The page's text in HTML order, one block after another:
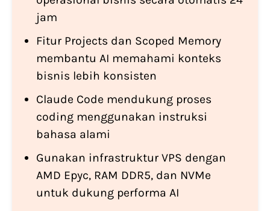
jam
Fitur Projects dan Scoped Memory
membantu AI memahami konteks
bisnis lebih konsisten
Claude Code mendukung proses
coding menggunakan instruksi
bahasa alami
Gunakan infrastruktur VPS dengan
AMD Epyc, RAM DDR5, dan NVMe
untuk dukung performa AI